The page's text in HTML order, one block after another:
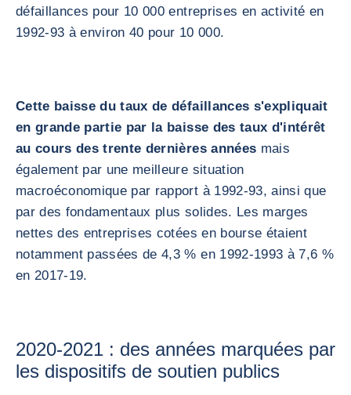
défaillances pour 10 000 entreprises en activité en
1992-93 à environ 40 pour 10 000.
Cette baisse du taux de défaillances s'expliquait
en grande partie par la baisse des taux d'intérêt
au cours des trente dernières années mais
également par une meilleure situation
macroéconomique par rapport à 1992-93, ainsi que
par des fondamentaux plus solides. Les marges
nettes des entreprises cotées en bourse étaient
notamment passées de 4,3 % en 1992-1993 à 7,6 %
en 2017-19.
2020-2021 : des années marquées par
les dispositifs de soutien publics